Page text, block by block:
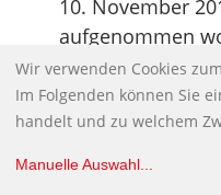
10. November
aufgenommen
Rücken stärkte.
Wahlniederlage
nun auf ein
Wahlsiegers
Wir verwenden Cookies
Im Folgenden können Sie
handelt und zu welchem
Manuelle Auswahl...